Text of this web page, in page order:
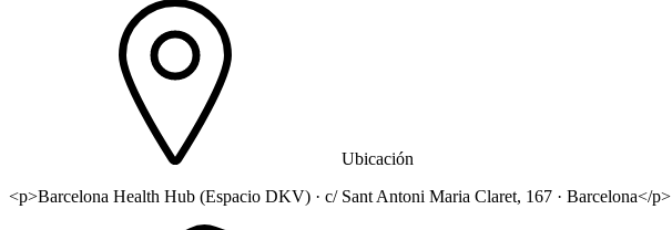
Ubicación
<p>Barcelona Health Hub (Espacio DKV) · c/ Sant Antoni Maria Claret, 167 · Barcelona</p>